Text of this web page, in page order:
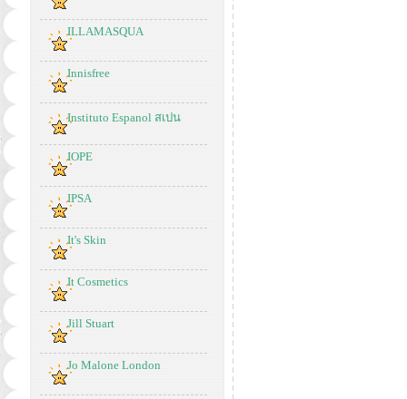
ILLAMASQUA
Innisfree
Instituto Espanol สเปน
IOPE
IPSA
It's Skin
It Cosmetics
Jill Stuart
Jo Malone London